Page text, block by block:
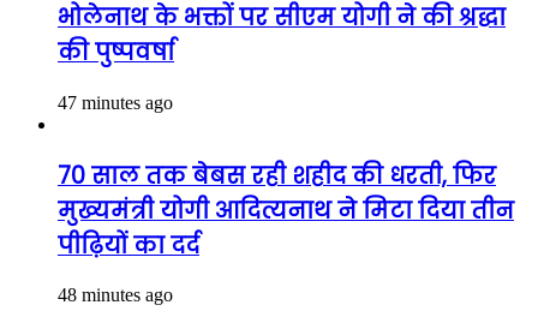
भोलेनाथ के भक्तों पर सीएम योगी ने की श्रद्धा
की पुष्पवर्षा
47 minutes ago
70 साल तक बेबस रही शहीद की धरती, फिर
मुख्यमंत्री योगी आदित्यनाथ ने मिटा दिया तीन
पीढ़ियों का दर्द
48 minutes ago